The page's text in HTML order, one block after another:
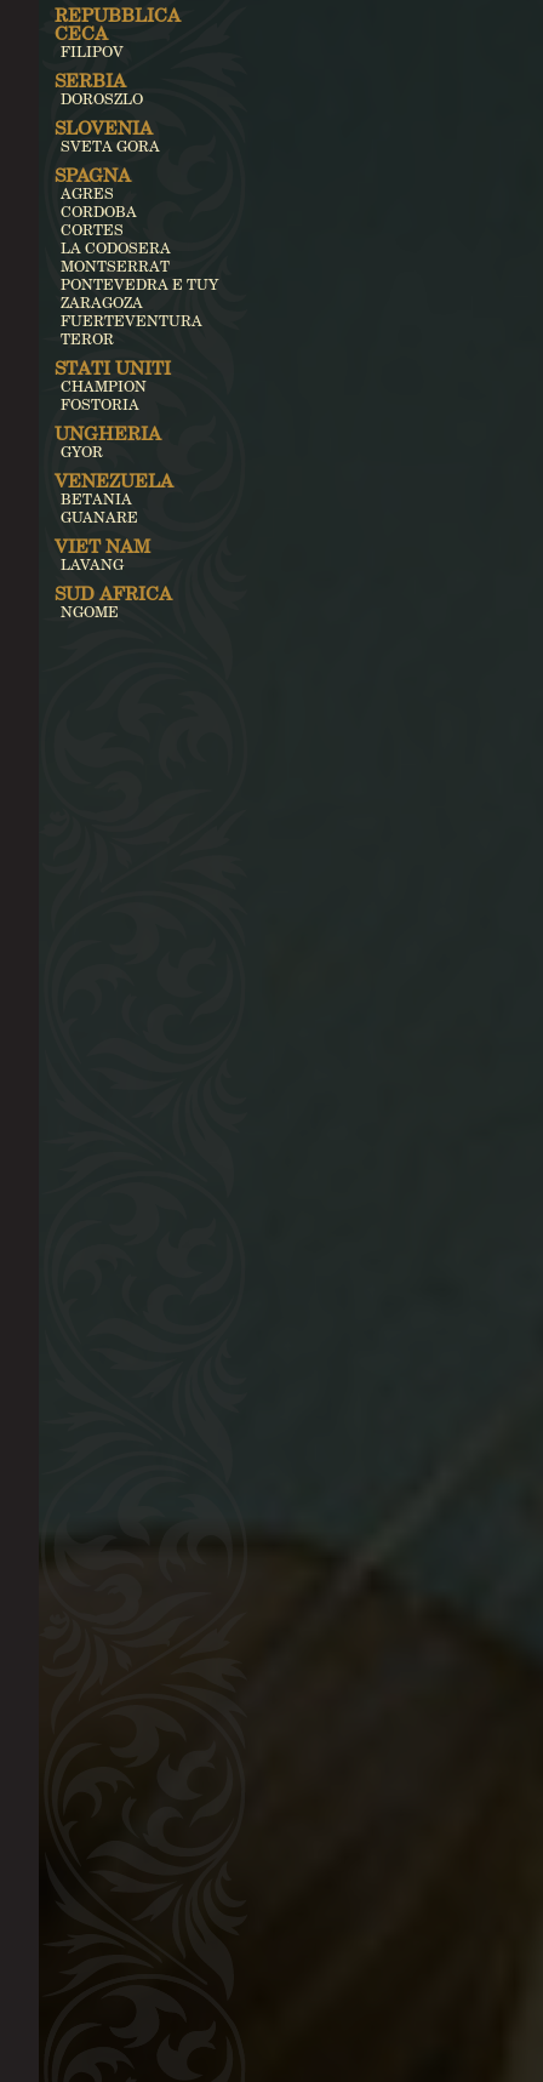
REPUBBLICA
CECA
FILIPOV
SERBIA
DOROSZLO
SLOVENIA
SVETA GORA
SPAGNA
AGRES
CORDOBA
CORTES
LA CODOSERA
MONTSERRAT
PONTEVEDRA E TUY
ZARAGOZA
FUERTEVENTURA
TEROR
STATI UNITI
CHAMPION
FOSTORIA
UNGHERIA
GYOR
VENEZUELA
BETANIA
GUANARE
VIET NAM
LAVANG
SUD AFRICA
NGOME